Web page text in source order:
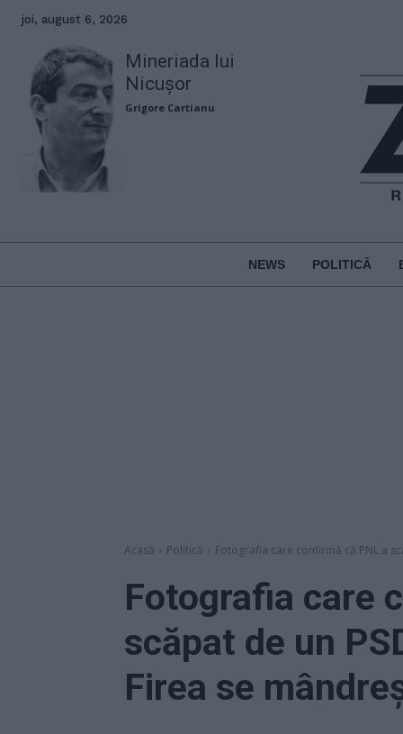
joi, august 6, 2026
Mineriada lui
Nicușor
Grigore Cartianu
NEWS POLITICĂ
Acasă Politică Fotografia care confirmă că PNL a
Fotografia care
scăpat de un
Firea se